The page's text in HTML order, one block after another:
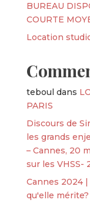
BUREAU
COURTE
Location
teboul dans
PARIS
Discours de
les grands
– Cannes, 20
sur les VHSS-
Cannes 2024
qu'elle